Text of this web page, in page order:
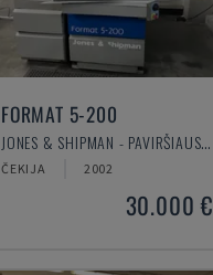
FORMAT 5-200
JONES & SHIPMAN - PAVIRŠIAUS ŠLIFAVIMO STAKLĖS
ČEKIJA 2002
30.000 €